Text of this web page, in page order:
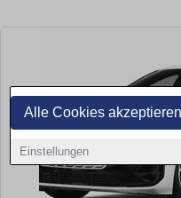
Alle Cookies akzeptieren
Einstellungen